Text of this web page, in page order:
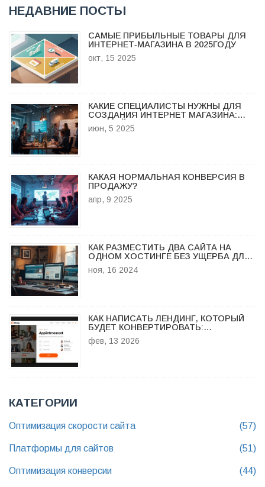
НЕДАВНИЕ ПОСТЫ
САМЫЕ ПРИБЫЛЬНЫЕ ТОВАРЫ ДЛЯ
ИНТЕРНЕТ‑МАГАЗИНА В 2025ГОДУ
окт, 15 2025
КАКИЕ СПЕЦИАЛИСТЫ НУЖНЫ ДЛЯ
СОЗДАНИЯ ИНТЕРНЕТ МАГАЗИНА:
ПОЛНЫЙ РАЗБОР КОМАНДЫ МЕЧТЫ
июн, 5 2025
КАКАЯ НОРМАЛЬНАЯ КОНВЕРСИЯ В
ПРОДАЖУ?
апр, 9 2025
КАК РАЗМЕСТИТЬ ДВА САЙТА НА
ОДНОМ ХОСТИНГЕ БЕЗ УЩЕРБА ДЛЯ
КАЧЕСТВА
ноя, 16 2024
КАК НАПИСАТЬ ЛЕНДИНГ, КОТОРЫЙ
БУДЕТ КОНВЕРТИРОВАТЬ:
ПОШАГОВАЯ ИНСТРУКЦИЯ ДЛЯ
БИЗНЕСА
фев, 13 2026
КАТЕГОРИИ
Оптимизация скорости сайта (57)
Платформы для сайтов (51)
Оптимизация конверсии (44)